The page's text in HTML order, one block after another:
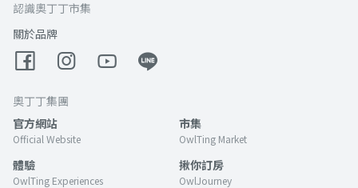
認識奧丁丁市集
關於品牌
奧丁丁集團
官方網站
Official Website
市集
OwlTing Market
體驗
OwlTing Experiences
揪你訂房
OwlJourney